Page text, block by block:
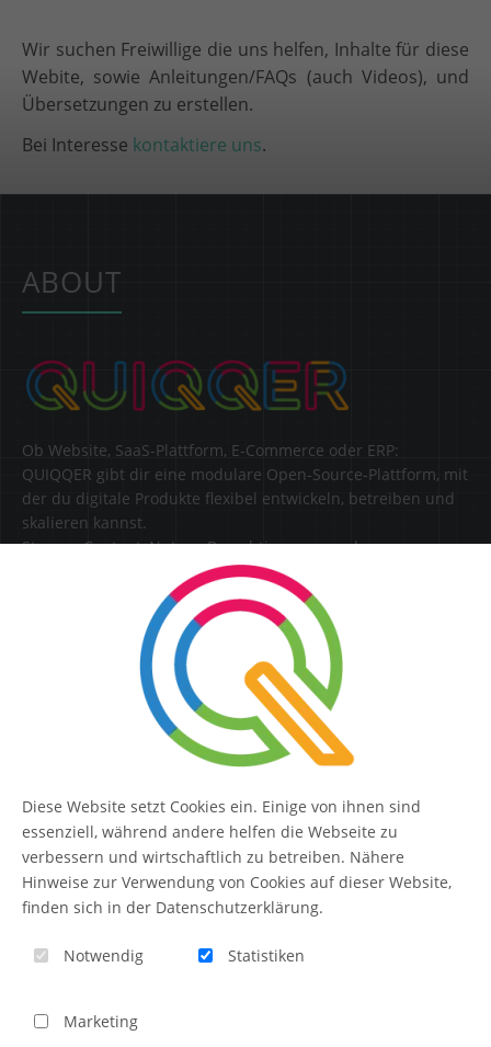
Wir suchen Freiwillige die uns helfen, Inhalte für diese
Webite, sowie Anleitungen/FAQs (auch Videos), und
Übersetzungen zu erstellen.
Bei Interesse kontaktiere uns.
ABOUT
Ob Website, SaaS-Plattform, E-Commerce oder ERP:
QUIQQER gibt dir eine modulare Open-Source-Plattform, mit
der du digitale Produkte flexibel entwickeln, betreiben und
skalieren kannst.
Steuere Content, Nutzer, Berechtigungen und
Erweiterungen zentral in einer Lösung.
QUIQQER
Themen-Übersicht
Impressum
Diese Website setzt Cookies ein. Einige von ihnen sind
essenziell, während andere helfen die Webseite zu
verbessern und wirtschaftlich zu betreiben. Nähere
Hinweise zur Verwendung von Cookies auf dieser Website,
finden sich in der Datenschutzerklärung.
Notwendig Statistiken
Marketing